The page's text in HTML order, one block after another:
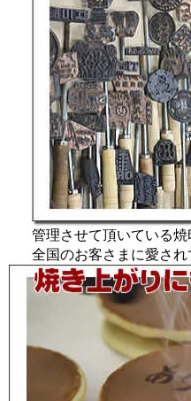
管理させて頂いている焼
全国のお客さまに愛され